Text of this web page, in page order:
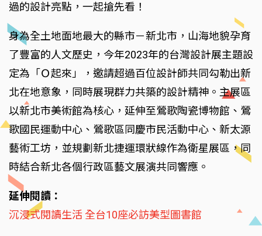
過的設計亮點，一起搶先看！
身為全土地面地最大的縣市－新北市，山海地貌孕育
了豐富的人文歷史，今年2023年的台灣設計展主題設
定為「Ｏ起來」，邀請超過百位設計師共同勾勒出新
北在地意象，同時展現群力共築的設計精神。主展區
以新北市美術館為核心，延伸至鶯歌陶瓷博物館、鶯
歌國民運動中心、鶯歌區同慶市民活動中心、新太源
藝術工坊，並規劃新北捷運環狀線作為衛星展區，同
時結合新北各個行政區藝文展演共同響應。
延伸閱讀：
沉浸式閱讀生活 全台10座必訪美型圖書館